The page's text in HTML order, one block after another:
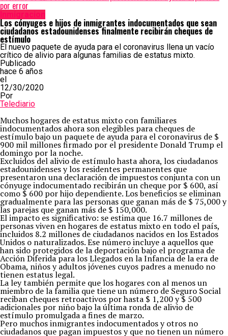
por error
Inmigracion
Los cónyuges e hijos de inmigrantes indocumentados que sean
ciudadanos estadounidenses finalmente recibirán cheques de
estímulo
El nuevo paquete de ayuda para el coronavirus llena un vacío
crítico de alivio para algunas familias de estatus mixto.
Publicado
hace 6 años
el
12/30/2020
Por
Telediario
Muchos hogares de estatus mixto con familiares
indocumentados ahora son elegibles para cheques de
estímulo bajo un paquete de ayuda para el coronavirus de $
900 mil millones firmado por el presidente Donald Trump el
domingo por la noche.
Excluidos del alivio de estímulo hasta ahora, los ciudadanos
estadounidenses y los residentes permanentes que
presentaron una declaración de impuestos conjunta con un
cónyuge indocumentado recibirán un cheque por $ 600, así
como $ 600 por hijo dependiente. Los beneficios se eliminan
gradualmente para las personas que ganan más de $ 75,000 y
las parejas que ganan más de $ 150,000.
El impacto es significativo: se estima que 16.7 millones de
personas viven en hogares de estatus mixto en todo el país,
incluidos 8.2 millones de ciudadanos nacidos en los Estados
Unidos o naturalizados. Ese número incluye a aquellos que
han sido protegidos de la deportación bajo el programa de
Acción Diferida para los Llegados en la Infancia de la era de
Obama, niños y adultos jóvenes cuyos padres a menudo no
tienen estatus legal.
La ley también permite que los hogares con al menos un
miembro de la familia que tiene un número de Seguro Social
reciban cheques retroactivos por hasta $ 1,200 y $ 500
adicionales por niño bajo la última ronda de alivio de
estímulo promulgada a fines de marzo.
Pero muchos inmigrantes indocumentados y otros no
ciudadanos que pagan impuestos y que no tienen un número